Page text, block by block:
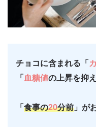
チョコに含まれる「
「 血糖値の上昇を抑
「 食事の20分前 」が